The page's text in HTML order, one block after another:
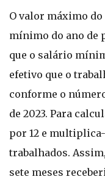
O valor máximo do
mínimo do ano de
que o salário
efetivo que o
conforme o
de 2023. Para
por 12 e
trabalhados.
sete meses